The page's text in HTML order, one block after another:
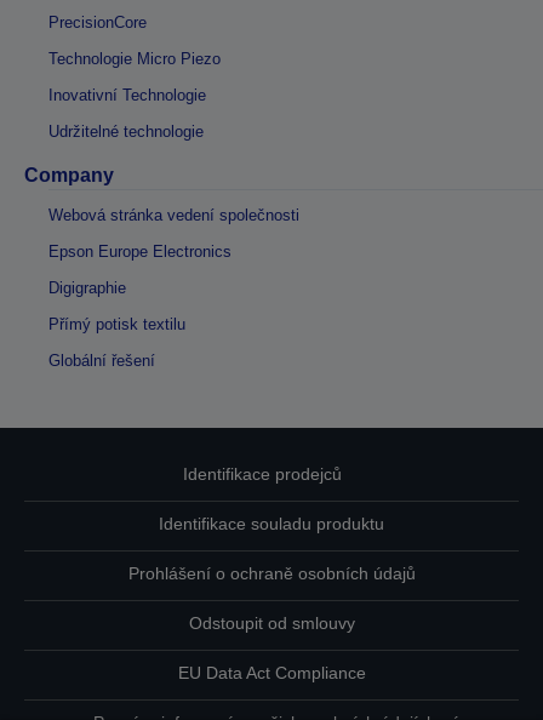
PrecisionCore
Technologie Micro Piezo
Inovativní Technologie
Udržitelné technologie
Company
Webová stránka vedení společnosti
Epson Europe Electronics
Digigraphie
Přímý potisk textilu
Globální řešení
Identifikace prodejců
Identifikace souladu produktu
Prohlášení o ochraně osobních údajů
Odstoupit od smlouvy
EU Data Act Compliance